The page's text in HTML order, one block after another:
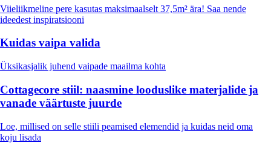
Viieliikmeline pere kasutas maksimaalselt 37,5m² ära! Saa nende
ideedest inspiratsiooni
Kuidas vaipa valida
Üksikasjalik juhend vaipade maailma kohta
Cottagecore stiil: naasmine looduslike materjalide ja
vanade väärtuste juurde
Loe, millised on selle stiili peamised elemendid ja kuidas neid oma
koju lisada